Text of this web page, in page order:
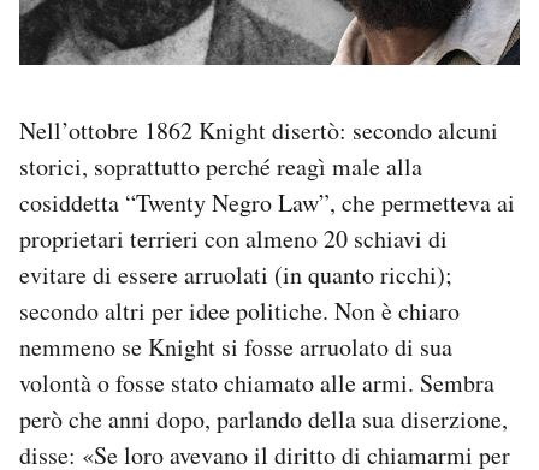
Nell’ottobre 1862 Knight disertò: secondo alcuni
storici, soprattutto perché reagì male alla
cosiddetta “Twenty Negro Law”, che permetteva ai
proprietari terrieri con almeno 20 schiavi di
evitare di essere arruolati (in quanto ricchi);
secondo altri per idee politiche. Non è chiaro
nemmeno se Knight si fosse arruolato di sua
volontà o fosse stato chiamato alle armi. Sembra
però che anni dopo, parlando della sua diserzione,
disse: «Se loro avevano il diritto di chiamarmi per